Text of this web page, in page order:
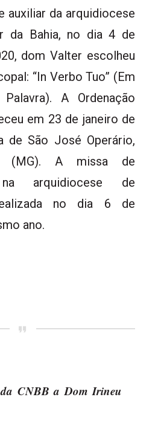
auxiliar da arquidiocese
da Bahia, no dia 4 de
dom Valter escolheu
“In Verbo Tuo” (Em
A Ordenação
em 23 de janeiro de
de São José Operário,
(MG). A missa de
na arquidiocese de
no dia 6 de
ano.
da CNBB a Dom Irineu